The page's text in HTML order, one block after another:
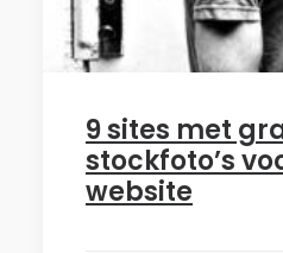
9 sites met
stockfoto’s
website